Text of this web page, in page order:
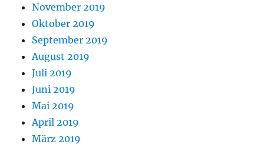
November 2019
Oktober 2019
September 2019
August 2019
Juli 2019
Juni 2019
Mai 2019
April 2019
März 2019